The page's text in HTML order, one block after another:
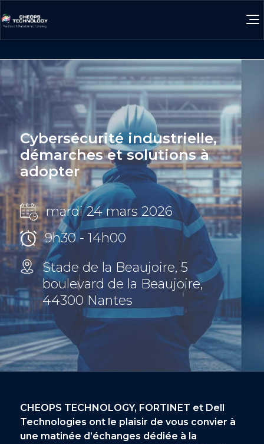
Cybersécurité industrielle,
démarches et solutions à
adopter
mardi 24 mars 2026
9h30 - 14h00
Stade de la Beaujoire, 5
boulevard de la Beaujoire,
44300 Nantes
CHEOPS TECHNOLOGY, FORTINET et Dell
Technologies ont le plaisir de vous convier à
une matinée d’échanges dédiée à la